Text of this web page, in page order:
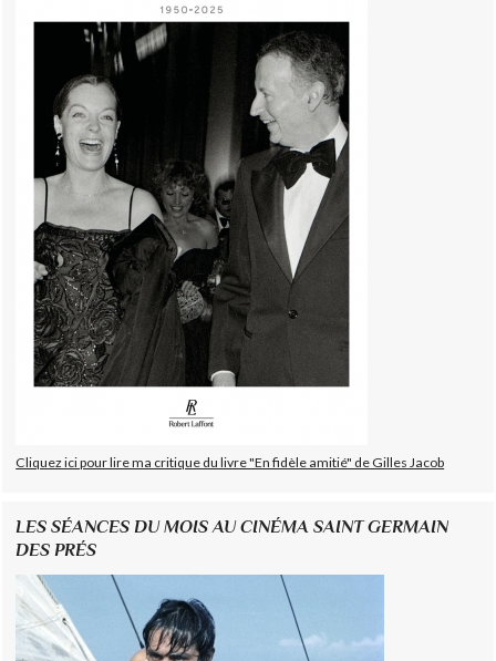
Cliquez ici pour lire ma critique du livre "En fidèle amitié" de Gilles Jacob
LES SÉANCES DU MOIS AU CINÉMA SAINT GERMAIN
DES PRÉS